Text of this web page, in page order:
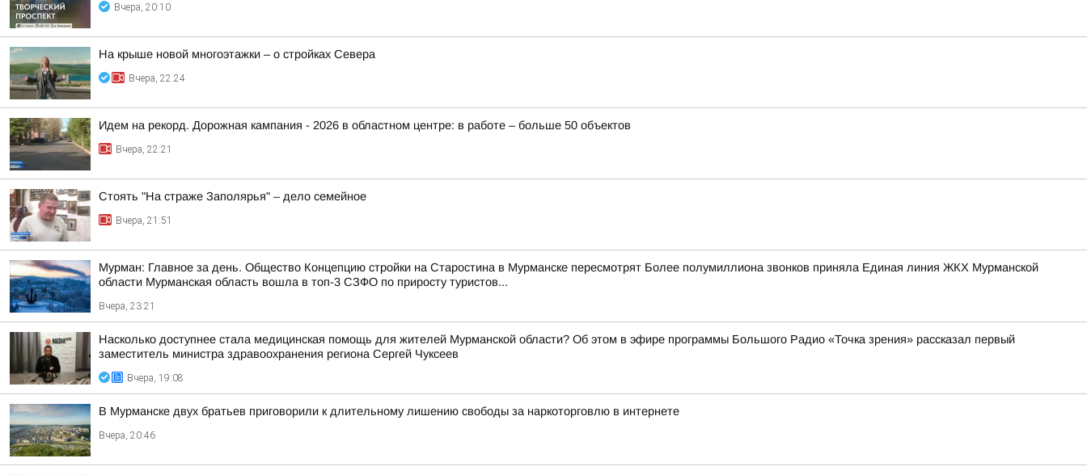
Вчера, 20:10
На крыше новой многоэтажки – о стройках Севера
Вчера, 22:24
Идем на рекорд. Дорожная кампания - 2026 в областном центре: в работе – больше 50 объектов
Вчера, 22:21
Стоять "На страже Заполярья" – дело семейное
Вчера, 21:51
Мурман: Главное за день. Общество Концепцию стройки на Старостина в Мурманске пересмотрят Более полумиллиона звонков приняла Единая линия ЖКХ Мурманской
области Мурманская область вошла в топ-3 СЗФО по приросту туристов...
Вчера, 23:21
Насколько доступнее стала медицинская помощь для жителей Мурманской области? Об этом в эфире программы Большого Радио «Точка зрения» рассказал первый
заместитель министра здравоохранения региона Сергей Чуксеев
Вчера, 19:08
В Мурманске двух братьев приговорили к длительному лишению свободы за наркоторговлю в интернете
Вчера, 20:46